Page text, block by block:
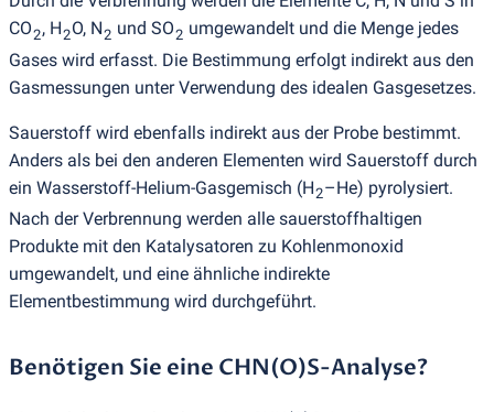
CO2, H2O, N2 und SO2 umgewandelt und die Menge jedes
Gases wird erfasst. Die Bestimmung erfolgt indirekt aus den
Gasmessungen unter Verwendung des idealen Gasgesetzes.
Sauerstoff wird ebenfalls indirekt aus der Probe bestimmt.
Anders als bei den anderen Elementen wird Sauerstoff durch
ein Wasserstoff-Helium-Gasgemisch (H2–He) pyrolysiert.
Nach der Verbrennung werden alle sauerstoffhaltigen
Produkte mit den Katalysatoren zu Kohlenmonoxid
umgewandelt, und eine ähnliche indirekte
Elementbestimmung wird durchgeführt.
Benötigen Sie eine CHN(O)S-Analyse?